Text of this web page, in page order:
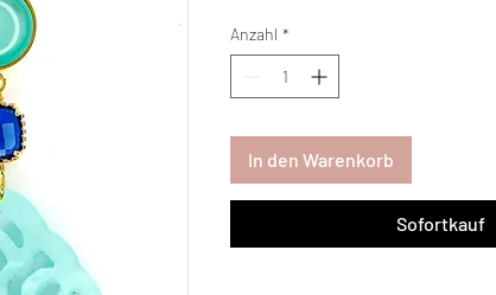
Anzahl *
In den Warenkorb
Sofortkauf